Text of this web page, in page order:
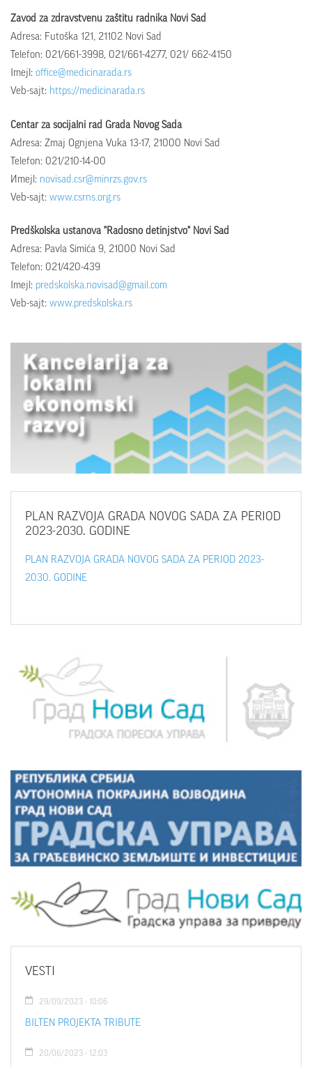
Zavod za zdravstvenu zaštitu radnika Novi Sad
Adresa: Futoška 121, 21102 Novi Sad
Telefon: 021/661-3998, 021/661-4277, 021/ 662-4150
Imejl: office@medicinarada.rs
Veb-sajt: https://medicinarada.rs
Centar za socijalni rad Grada Novog Sada
Adresa: Zmaj Ognjena Vuka 13-17, 21000 Novi Sad
Telefon: 021/210-14-00
Иmejl: novisad.csr@minrzs.gov.rs
Veb-sajt: www.csrns.org.rs
Predškolska ustanova "Radosno detinjstvo" Novi Sad
Adresa: Pavla Simića 9, 21000 Novi Sad
Telefon: 021/420-439
Imejl: predskolska.novisad@gmail.com
Veb-sajt: www.predskolska.rs
PLAN RAZVOJA GRADA NOVOG SADA ZA PERIOD
2023-2030. GODINE
PLAN RAZVOJA GRADA NOVOG SADA ZA PERIOD 2023-
2030. GODINE
VESTI
29/09/2023 - 10:06
BILTEN PROJEKTA TRIBUTE
20/06/2023 - 12:03